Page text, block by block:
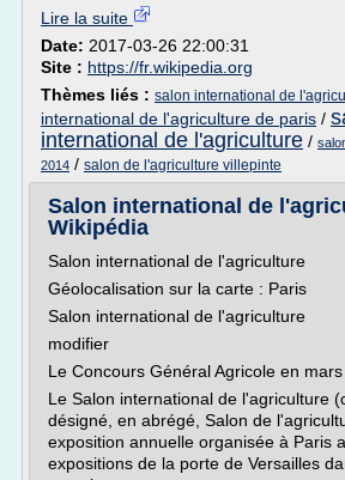
Lire la suite
Date: 2017-03-26 22:00:31
Site : https://fr.wikipedia.org
Thèmes liés : salon international de
international de l'agriculture de paris /
international de l'agriculture /
2014 / salon de l'agriculture villepinte
Salon international de
Wikipédia
Salon international de l'agriculture
Géolocalisation sur la carte : Paris
Salon international de l'agriculture
modifier
Le Concours Général Agricole en mars
Le Salon international de l'agriculture
désigné, en abrégé, Salon de
exposition annuelle organisée à Paris
expositions de la porte de Versailles